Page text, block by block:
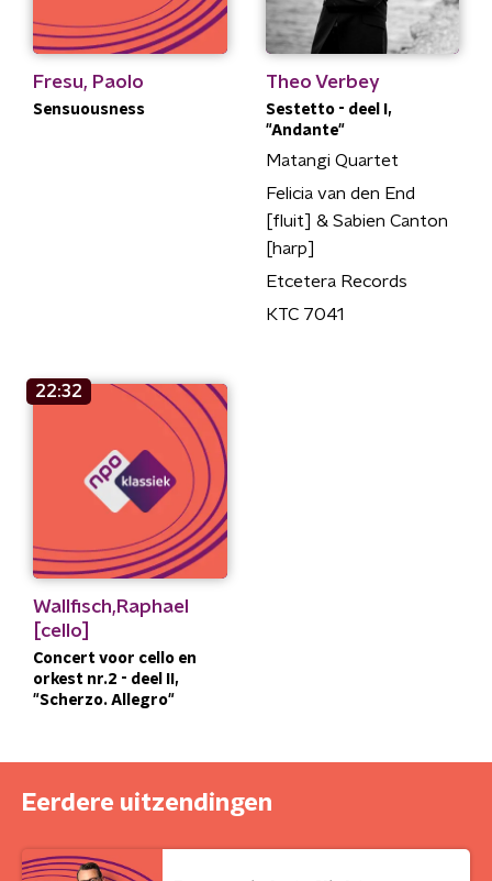
Fresu, Paolo
Sensuousness
Theo Verbey
Sestetto - deel I,
"Andante"
Matangi Quartet
Felicia van den End
[fluit] & Sabien Canton
[harp]
Etcetera Records
KTC 7041
22:32
Wallfisch,Raphael
[cello]
Concert voor cello en
orkest nr.2 - deel II,
"Scherzo. Allegro"
Eerdere uitzendingen